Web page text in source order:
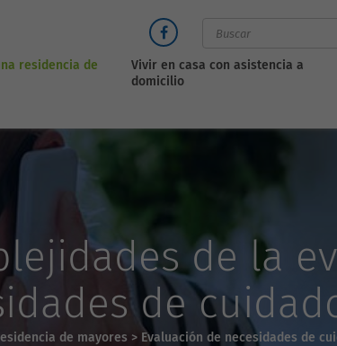
residencia de
Vivir en casa con asistencia a
domicilio
de la
de
de mayores > Evaluación de necesidades de